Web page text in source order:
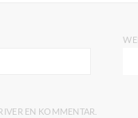
EN KOMMENTAR.